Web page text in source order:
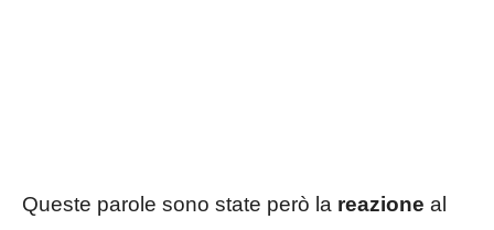
Queste parole sono state però la reazione al